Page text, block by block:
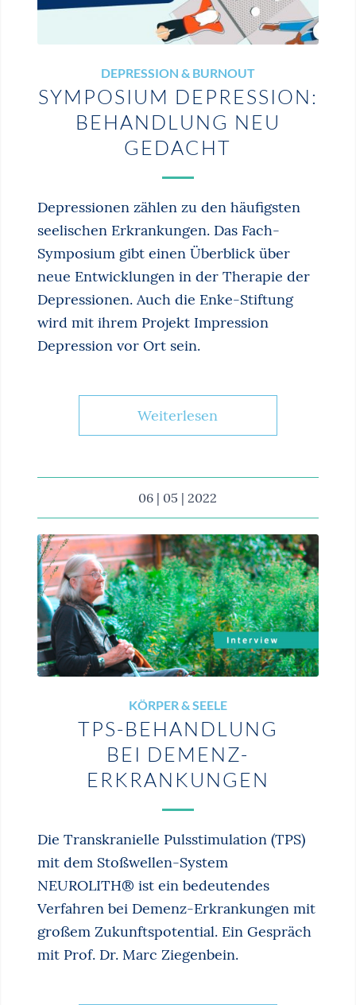
DEPRESSION & BURNOUT
SYMPOSIUM DEPRESSION:
BEHANDLUNG NEU
GEDACHT
Depressionen zählen zu den häufigsten
seelischen Erkrankungen. Das Fach-
Symposium gibt einen Überblick über
neue Entwicklungen in der Therapie der
Depressionen. Auch die Enke‐Stiftung
wird mit ihrem Projekt Impression
Depression vor Ort sein.
Weiterlesen
06 | 05 | 2022
KÖRPER & SEELE
TPS-BEHANDLUNG
BEI DEMENZ-
ERKRANKUNGEN
Die Transkranielle Pulsstimulation (TPS)
mit dem Stoßwellen-System
NEUROLITH® ist ein bedeutendes
Verfahren bei Demenz-Erkrankungen mit
großem Zukunftspotential. Ein Gespräch
mit Prof. Dr. Marc Ziegenbein.